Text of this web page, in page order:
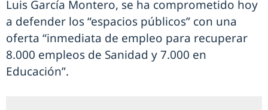
Luis García Montero, se ha comprometido hoy
a defender los “espacios públicos” con una
oferta “inmediata de empleo para recuperar
8.000 empleos de Sanidad y 7.000 en
Educación”.